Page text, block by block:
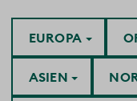
ASIEN
EUROPA